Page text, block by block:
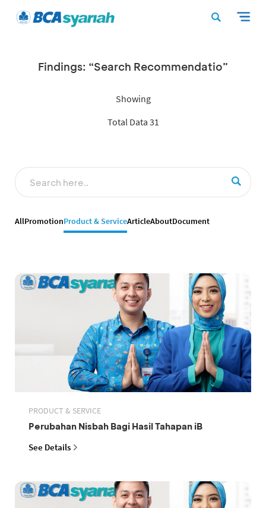
Findings: “Search Recommendatio”
Showing
Total Data 31
AllPromotionProduct & ServiceArticleAboutDocument
PRODUCT & SERVICE
Perubahan Nisbah Bagi Hasil Tahapan iB
See Details